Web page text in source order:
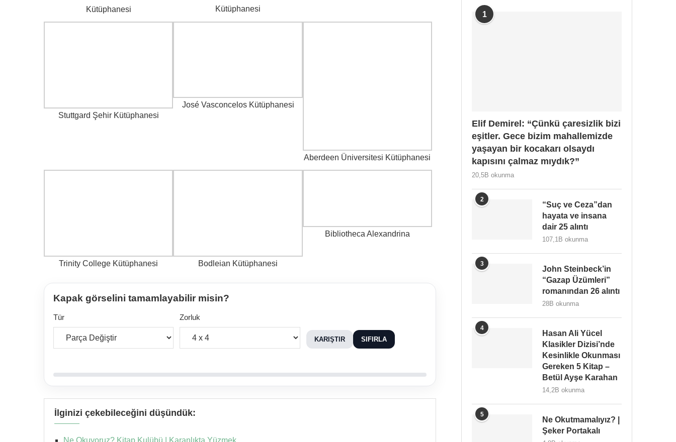
Kütüphanesi
Kütüphanesi
Stuttgard Şehir Kütüphanesi
José Vasconcelos Kütüphanesi
Aberdeen Üniversitesi Kütüphanesi
Trinity College Kütüphanesi Bodleian Kütüphanesi
Bibliotheca Alexandrina
Kapak görselini tamamlayabilir misin?
Tür Zorluk
KARIŞTIR SIFIRLA
İlginizi çekebileceğini düşündük:
Ne Okuyoruz? Kitap Kulübü | Karanlıkta Yüzmek
1
Elif Demirel: “Çünkü çaresizlik bizi
eşitler. Gece bizim mahallemizde
yaşayan bir kocakarı olsaydı
kapısını çalmaz mıydık?”
20,5B okunma
2
“Suç ve Ceza”dan
hayata ve insana
dair 25 alıntı
107,1B okunma
3
John Steinbeck’in
“Gazap Üzümleri”
romanından 26 alıntı
28B okunma
4
Hasan Ali Yücel
Klasikler Dizisi’nde
Kesinlikle Okunması
Gereken 5 Kitap –
Betül Ayşe Karahan
14,2B okunma
5
Ne Okutmamalıyız? |
Şeker Portakalı